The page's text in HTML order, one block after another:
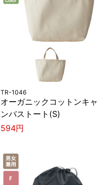
TR-1046
オーガニックコットンキャ
ンバストート(S)
594円